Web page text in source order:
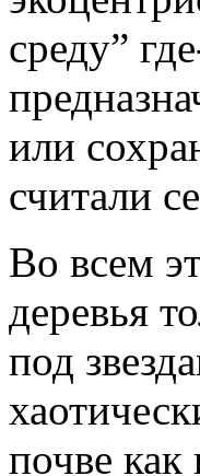
среду”
или
считали
Во всем
деревья
под
почве